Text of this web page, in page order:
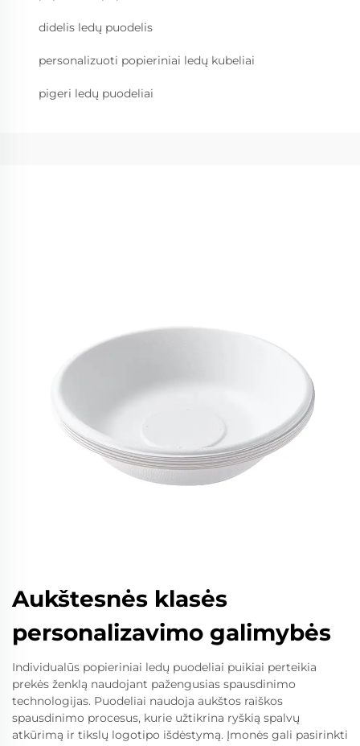
didelis ledų puodelis
personalizuoti popieriniai ledų kubeliai
pigeri ledų puodeliai
Aukštesnės klasės
personalizavimo galimybės
Individualūs popieriniai ledų puodeliai puikiai perteikia
prekės ženklą naudojant pažengusias spausdinimo
technologijas. Puodeliai naudoja aukštos raiškos
spausdinimo procesus, kurie užtikrina ryškią spalvų
atkūrimą ir tikslų logotipo išdėstymą. Įmonės gali pasirinkti